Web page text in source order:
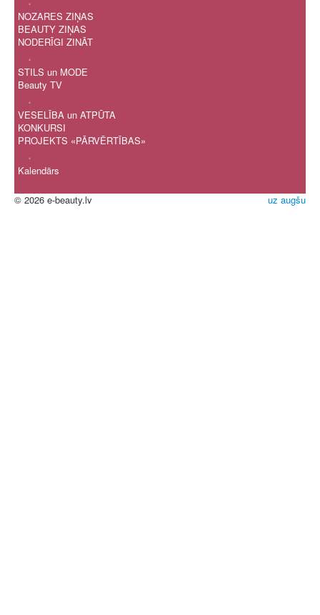
NOZARES ZIŅAS
BEAUTY ZIŅAS
NODERĪGI ZINĀT
.
STILS un MODE
Beauty TV
.
VESELĪBA un ATPŪTA
KONKURSI
PROJEKTS «PĀRVĒRTĪBAS»
.
Kalendārs
uz augšu
© 2026 e-beauty.lv